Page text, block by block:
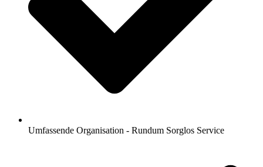
Umfassende Organisation - Rundum Sorglos Service